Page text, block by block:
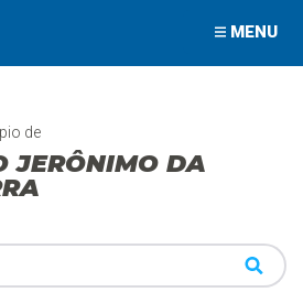
MENU
de
JERÔNIMO DA